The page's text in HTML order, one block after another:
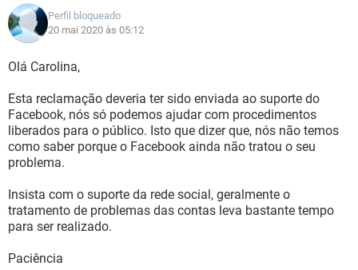
Perfil bloqueado
20 mai 2020 às 05:12
Olá Carolina,
Esta reclamação deveria ter sido enviada ao suporte do
Facebook, nós só podemos ajudar com procedimentos
liberados para o público. Isto que dizer que, nós não temos
como saber porque o Facebook ainda não tratou o seu
problema.
Insista com o suporte da rede social, geralmente o
tratamento de problemas das contas leva bastante tempo
para ser realizado.
Paciência